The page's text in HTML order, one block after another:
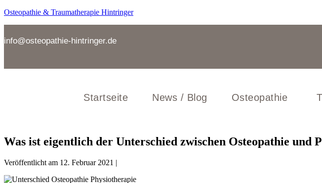
Zum
Osteopathie & Traumatherapie Hintringer
info@osteopathie-hintringer.de
Startseite News / Blog Osteopathie
Was ist eigentlich der Unterschied zwischen Osteopathie und
Veröffentlicht am 12. Februar 2021 |